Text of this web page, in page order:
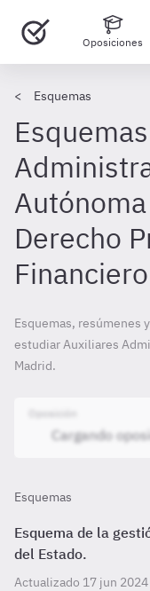
Oposiciones
Esquemas
Derecho
Financiero
Esquemas, resúmenes
estudiar Auxiliares
Madrid.
Oposición
Esquemas
Esquema de la
del Estado.
Actualizado 17 jun 2024